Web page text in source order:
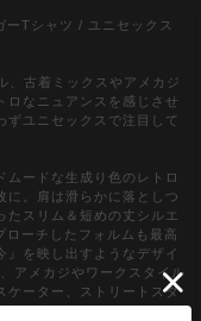
Tシャツ / ユニセックス
、古着ミックスやアメカジ
ロなニュアンスを感じさせ
ずユニセックスで注目して
ムードな生成り色のレトロ
に。肩は滑らかに落としつ
スリム＆短めの丈シルエ
ローチしたフォルムも最高
』を映し出すようなデザイ
アメカジやワークスタイル
ケーター、ストリートスタ
モードスタイルやキレイメ